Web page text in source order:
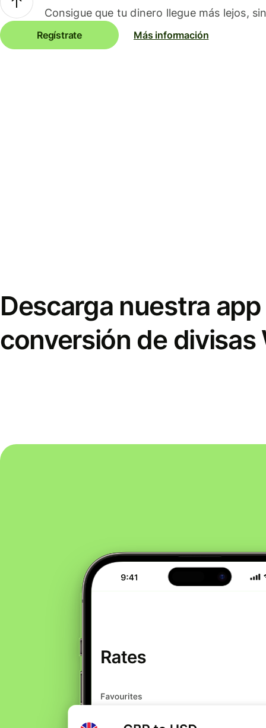
Consigue que tu dinero llegue más lejos,
Regístrate Más información
Descarga nuestra
conversión de divisas